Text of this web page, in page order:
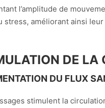
l’amplitude de
stress, améliorant ainsi
DE LA
DU FLUX
stimulent la